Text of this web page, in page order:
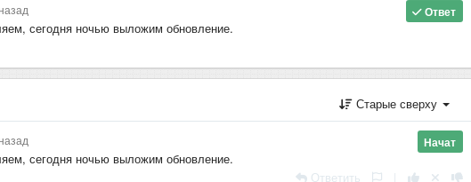
Ответ
сегодня ночью выложим обновление.
Старые сверху
Начат
сегодня ночью выложим обновление.
Ответить